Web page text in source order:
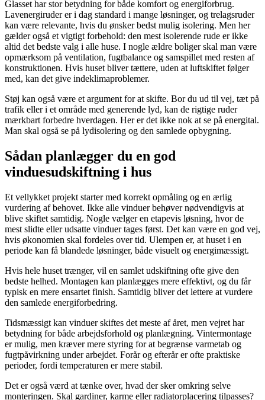
Glasset har stor betydning for både komfort og energiforbrug.
Lavenergiruder er i dag standard i mange løsninger, og trelagsruder
kan være relevante, hvis du ønsker bedst mulig isolering. Men her
gælder også et vigtigt forbehold: den mest isolerende rude er ikke
altid det bedste valg i alle huse. I nogle ældre boliger skal man være
opmærksom på ventilation, fugtbalance og samspillet med resten af
konstruktionen. Hvis huset bliver tættere, uden at luftskiftet følger
med, kan det give indeklimaproblemer.
Støj kan også være et argument for at skifte. Bor du ud til vej, tæt på
trafik eller i et område med generende lyd, kan de rigtige ruder
mærkbart forbedre hverdagen. Her er det ikke nok at se på energital.
Man skal også se på lydisolering og den samlede opbygning.
Sådan planlægger du en god
vinduesudskiftning i hus
Et vellykket projekt starter med korrekt opmåling og en ærlig
vurdering af behovet. Ikke alle vinduer behøver nødvendigvis at
blive skiftet samtidig. Nogle vælger en etapevis løsning, hvor de
mest slidte eller udsatte vinduer tages først. Det kan være en god vej,
hvis økonomien skal fordeles over tid. Ulempen er, at huset i en
periode kan få blandede løsninger, både visuelt og energimæssigt.
Hvis hele huset trænger, vil en samlet udskiftning ofte give den
bedste helhed. Montagen kan planlægges mere effektivt, og du får
typisk en mere ensartet finish. Samtidig bliver det lettere at vurdere
den samlede energiforbedring.
Tidsmæssigt kan vinduer skiftes det meste af året, men vejret har
betydning for både arbejdsforhold og planlægning. Vintermontage
er mulig, men kræver mere styring for at begrænse varmetab og
fugtpåvirkning under arbejdet. Forår og efterår er ofte praktiske
perioder, fordi temperaturen er mere stabil.
Det er også værd at tænke over, hvad der sker omkring selve
monteringen. Skal gardiner, karme eller radiatorplacering tilpasses?